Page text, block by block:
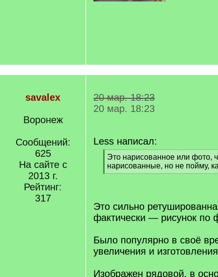
savalex
Воронеж
Сообщений:
625
На сайте с
2013 г.
Рейтинг:
317
20 мар. 18:23
20 мар. 18:23
Less написал:
[
q
]
Это нарисованное или фото,
нарисованные, но не пойму,
[
Это сильно
фактически — рисунок по
Было популярно в своё
увеличения и
Изображен рядовой, в